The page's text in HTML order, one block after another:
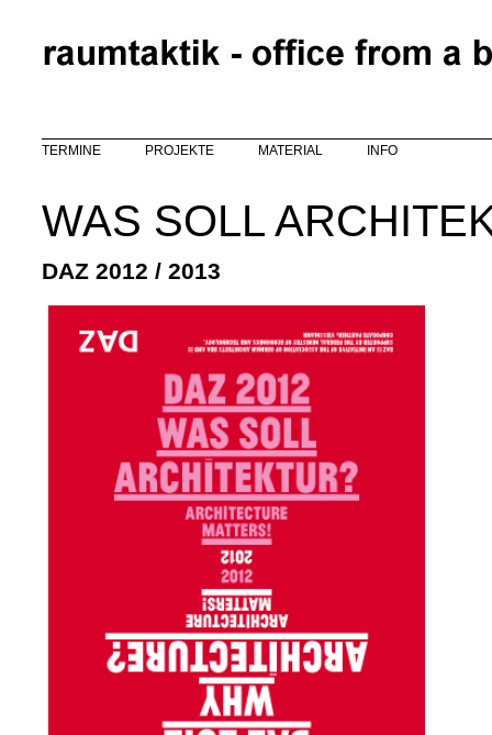
TERMINE PROJEKTE MATERIAL INFO
WAS SOLL
DAZ 2012 / 2013